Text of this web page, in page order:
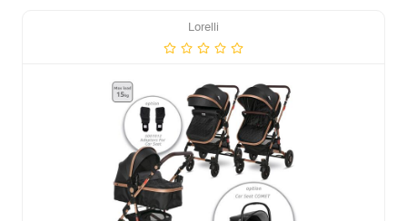
Lorelli